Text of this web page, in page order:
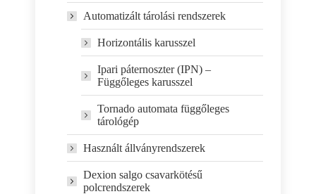
Automatizált tárolási rendszerek
Horizontális karusszel
Ipari páternoszter (IPN) –
Függőleges karusszel
Tornado automata függőleges
tárológép
Használt állványrendszerek
Dexion salgo csavarkötésű
polcrendszerek